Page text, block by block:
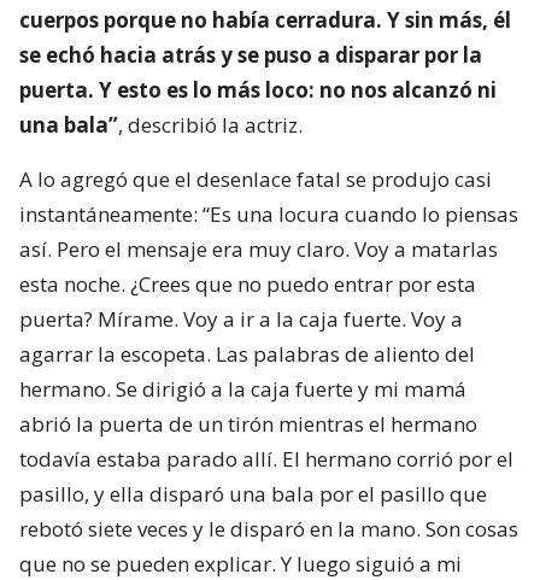
cuerpos porque no había cerradura. Y sin más, él
se echó hacia atrás y se puso a disparar por la
puerta. Y esto es lo más loco: no nos alcanzó ni
una bala”, describió la actriz.
A lo agregó que el desenlace fatal se produjo casi
instantáneamente: “Es una locura cuando lo piensas
así. Pero el mensaje era muy claro. Voy a matarlas
esta noche. ¿Crees que no puedo entrar por esta
puerta? Mírame. Voy a ir a la caja fuerte. Voy a
agarrar la escopeta. Las palabras de aliento del
hermano. Se dirigió a la caja fuerte y mi mamá
abrió la puerta de un tirón mientras el hermano
todavía estaba parado allí. El hermano corrió por el
pasillo, y ella disparó una bala por el pasillo que
rebotó siete veces y le disparó en la mano. Son cosas
que no se pueden explicar. Y luego siguió a mi